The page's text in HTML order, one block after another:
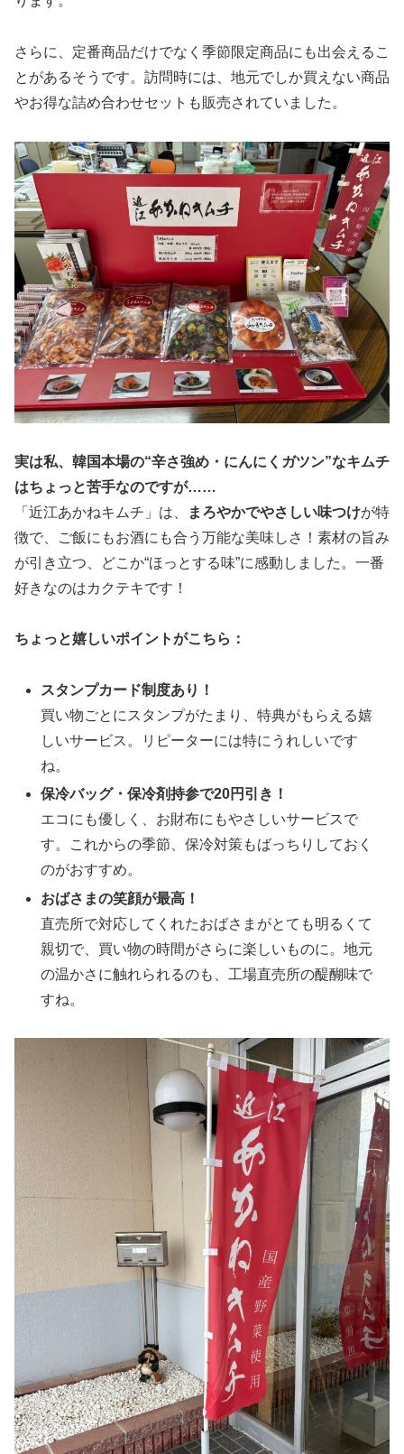
さらに、定番商品だけでなく季節限定商品にも出会えるこ
とがあるそうです。訪問時には、地元でしか買えない商品
やお得な詰め合わせセットも販売されていました。
実は私、韓国本場の“辛さ強め・にんにくガツン”なキムチ
はちょっと苦手なのですが……
「近江あかねキムチ」は、
まろやかでやさしい味つけが特
徴で、ご飯にもお酒にも合う万能な美味しさ！素材の旨み
が引き立つ、どこか“ほっとする味”に感動しました。一番
好きなのはカクテキです！
ちょっと嬉しいポイントがこちら：
スタンプカード制度あり！
買い物ごとにスタンプがたまり、特典がもらえる嬉
しいサービス。リピーターには特にうれしいです
ね。
保冷バッグ・保冷剤持参で20円引き！
エコにも優しく、お財布にもやさしいサービスで
す。これからの季節、保冷対策もばっちりしておく
のがおすすめ。
おばさまの笑顔が最高！
直売所で対応してくれたおばさまがとても明るくて
親切で、買い物の時間がさらに楽しいものに。地元
の温かさに触れられるのも、工場直売所の醍醐味で
すね。